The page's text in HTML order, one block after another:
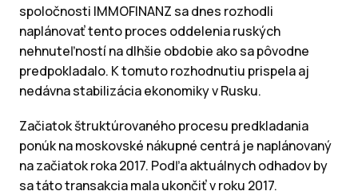
spoločnosti IMMOFINANZ sa dnes rozhodli
naplánovať tento proces oddelenia ruských
nehnuteľností na dlhšie obdobie ako sa pôvodne
predpokladalo. K tomuto rozhodnutiu prispela aj
nedávna stabilizácia ekonomiky v Rusku.
Začiatok štruktúrovaného procesu predkladania
ponúk na moskovské nákupné centrá je naplánovaný
na začiatok roka 2017. Podľa aktuálnych odhadov by
sa táto transakcia mala ukončiť v roku 2017.